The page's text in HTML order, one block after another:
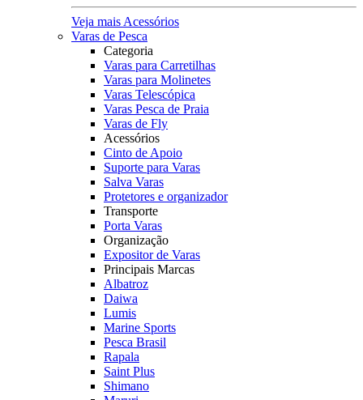
Veja mais Acessórios
Varas de Pesca
Categoria
Varas para Carretilhas
Varas para Molinetes
Varas Telescópica
Varas Pesca de Praia
Varas de Fly
Acessórios
Cinto de Apoio
Suporte para Varas
Salva Varas
Protetores e organizador
Transporte
Porta Varas
Organização
Expositor de Varas
Principais Marcas
Albatroz
Daiwa
Lumis
Marine Sports
Pesca Brasil
Rapala
Saint Plus
Shimano